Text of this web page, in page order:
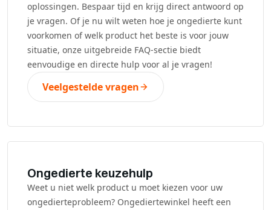
oplossingen. Bespaar tijd en krijg direct antwoord op
je vragen. Of je nu wilt weten hoe je ongedierte kunt
voorkomen of welk product het beste is voor jouw
situatie, onze uitgebreide FAQ-sectie biedt
eenvoudige en directe hulp voor al je vragen!
Veelgestelde vragen
Ongedierte keuzehulp
Weet u niet welk product u moet kiezen voor uw
ongedierteprobleem? Ongediertewinkel heeft een